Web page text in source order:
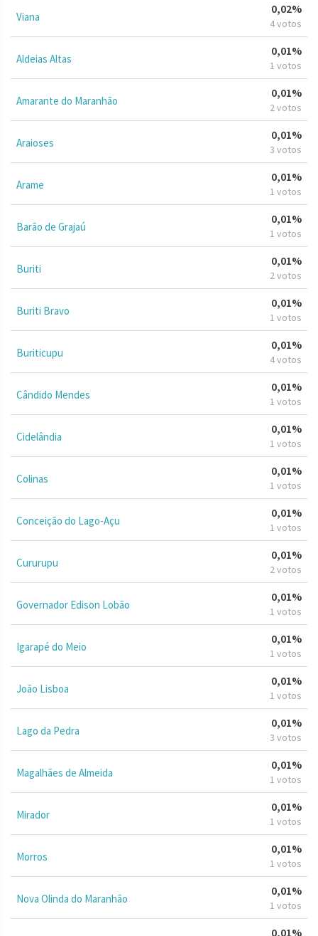
Viana
0,02%
4 votos
Aldeias Altas
0,01%
1 votos
Amarante do Maranhão
0,01%
2 votos
Araioses
0,01%
3 votos
Arame
0,01%
1 votos
Barão de Grajaú
0,01%
1 votos
Buriti
0,01%
2 votos
Buriti Bravo
0,01%
1 votos
Buriticupu
0,01%
4 votos
Cândido Mendes
0,01%
1 votos
Cidelândia
0,01%
1 votos
Colinas
0,01%
1 votos
Conceição do Lago-Açu
0,01%
1 votos
Cururupu
0,01%
2 votos
Governador Edison Lobão
0,01%
1 votos
Igarapé do Meio
0,01%
1 votos
João Lisboa
0,01%
1 votos
Lago da Pedra
0,01%
3 votos
Magalhães de Almeida
0,01%
1 votos
Mirador
0,01%
1 votos
Morros
0,01%
1 votos
Nova Olinda do Maranhão
0,01%
1 votos
0,01%